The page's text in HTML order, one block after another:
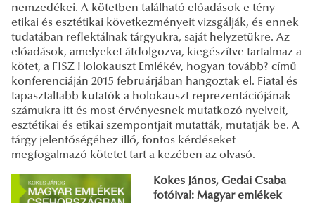
nemzedékei. A kötetben található előadások e tény
etikai és esztétikai következményeit vizsgálják, és ennek
tudatában reflektálnak tárgyukra, saját helyzetükre. Az
előadások, amelyeket átdolgozva, kiegészítve tartalmaz a
kötet, a FISZ Holokauszt Emlékév, hogyan tovább? című
konferenciáján 2015 februárjában hangoztak el. Fiatal és
tapasztaltabb kutatók a holokauszt reprezentációjának
számukra itt és most érvényesnek mutatkozó nyelveit,
esztétikai és etikai szempontjait mutatták, mutatják be. A
tárgy jelentőségéhez illő, fontos kérdéseket
megfogalmazó kötetet tart a kezében az olvasó.
Kokes János, Gedai Csaba
fotóival: Magyar emlékek